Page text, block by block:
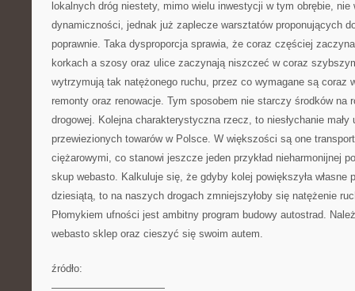
lokalnych dróg niestety, mimo wielu inwestycji w tym obrębie, nie
dynamiczności, jednak już zaplecze warsztatów proponujących
poprawnie. Taka dysproporcja sprawia, że coraz częściej
korkach a szosy oraz ulice zaczynają niszczeć w coraz
wytrzymują tak natężonego ruchu, przez co wymagane są coraz
remonty oraz renowacje. Tym sposobem nie starczy środków na
drogowej. Kolejna charakterystyczna rzecz, to niesłychanie mały
przewiezionych towarów w Polsce. W większości są one
ciężarowymi, co stanowi jeszcze jeden przykład nieharmonijnej
skup webasto. Kalkuluje się, że gdyby kolej powiększyła własne
dziesiątą, to na naszych drogach zmniejszyłoby się natężenie
Płomykiem ufności jest ambitny program budowy autostrad.
webasto sklep oraz cieszyć się swoim autem.
źródło:
———————————